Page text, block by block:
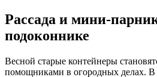
Рассада и мини-
подоконнике
Весной старые контейнеры
помощниками в огородных делах. В